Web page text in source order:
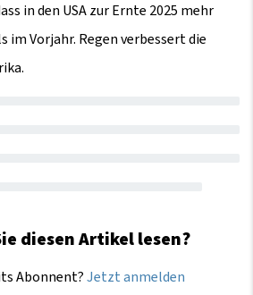
in den USA zur Ernte 2025 mehr
im Vorjahr. Regen verbessert die
diesen Artikel lesen?
Abonnent?Jetzt anmelden